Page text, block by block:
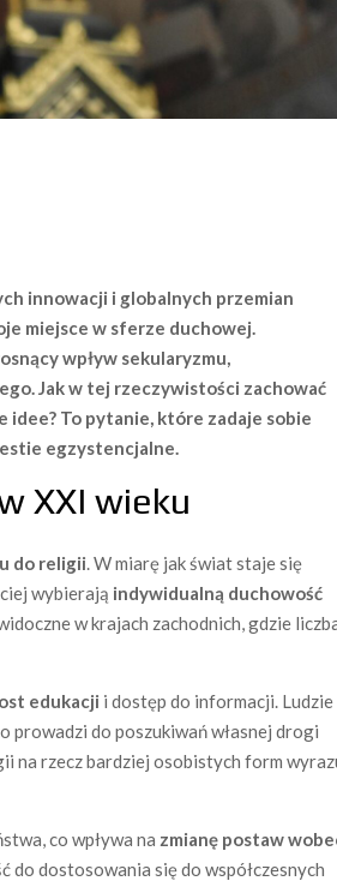
innowacji i globalnych przemian
miejsce w sferze duchowej.
wpływ sekularyzmu,
Jak w tej rzeczywistości zachować
To pytanie, które zadaje sobie
egzystencjalne.
XXI wieku
do religii. W miarę jak świat staje się
wybierają indywidualną duchowość
w krajach zachodnich, gdzie
edukacji i dostęp do informacji. Ludzie
prowadzi do poszukiwań własnej drogi
na rzecz bardziej osobistych form
co wpływa na zmianę postaw
do dostosowania się do współczesnych